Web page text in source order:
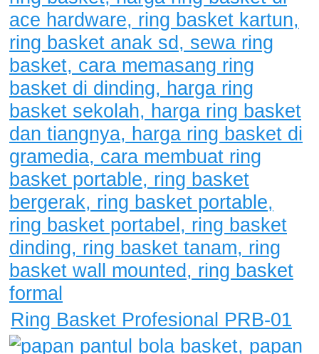
Ring Basket Profesional PRB-01